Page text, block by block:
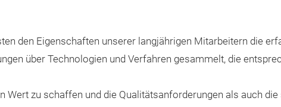
den Eigenschaften unserer langjährigen Mitarbeitern die
über Technologien und Verfahren gesammelt, die
zu schaffen und die Qualitätsanforderungen als auch